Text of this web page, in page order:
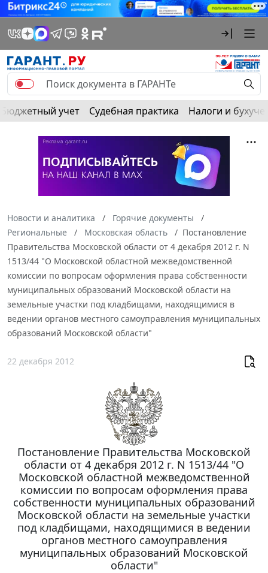
Бюджетный учет Судебная практика Налоги и
Новости и аналитика
Горячие документы
Региональные
Московская область
Постановление
Правительства Московской области от 4 декабря 2012 г. N
1513/44 "О Московской областной межведомственной
комиссии по вопросам оформления права собственности
муниципальных образований Московской области на
земельные участки под кладбищами, находящимися в
ведении органов местного самоуправления муниципальных
образований Московской области"
22 декабря 2012
Постановление Правительства Московской
области от 4 декабря 2012 г. N 1513/44 "О
Московской областной межведомственной
комиссии по вопросам оформления права
собственности муниципальных образований
Московской области на земельные участки
под кладбищами, находящимися в ведении
органов местного самоуправления
муниципальных образований Московской
области"